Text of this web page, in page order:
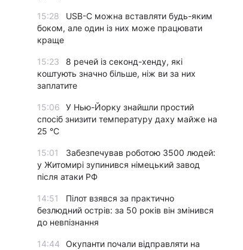
15:28
USB-C можна вставляти будь-яким
боком, але один із них може працювати
краще
15:23
8 речей із секонд-хенду, які
коштують значно більше, ніж ви за них
заплатите
15:06
У Нью-Йорку знайшли простий
спосіб знизити температуру даху майже на
25 °C
15:01
Забезпечував роботою 3500 людей:
у Житомирі зупинився німецький завод
після атаки РФ
14:51
Пілот взявся за практично
безлюдний острів: за 50 років він змінився
до невпізнання
14:44
Окупанти почали відправляти на